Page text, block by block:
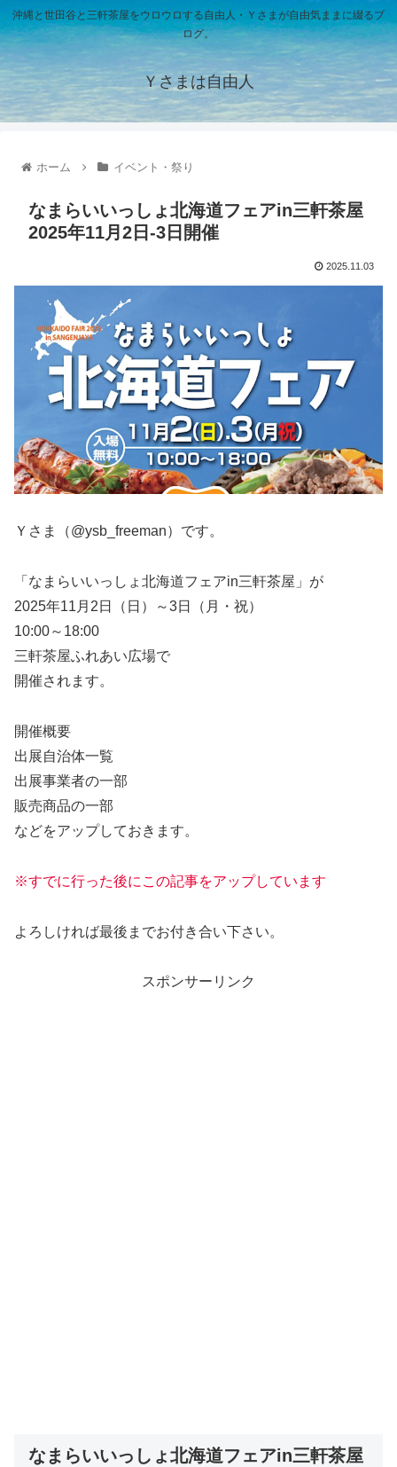
沖縄と世田谷と三軒茶屋をウロウロする自由人・Ｙさまが自由気ままに綴るブ
ログ。
Ｙさまは自由人
ホーム イベント・祭り
なまらいいっしょ北海道フェアin三軒茶屋
2025年11月2日-3日開催
2025.11.03
Ｙさま（@ysb_freeman）です。
「なまらいいっしょ北海道フェアin三軒茶屋」が
2025年11月2日（日）～3日（月・祝）
10:00～18:00
三軒茶屋ふれあい広場で
開催されます。
開催概要
出展自治体一覧
出展事業者の一部
販売商品の一部
などをアップしておきます。
※すでに行った後にこの記事をアップしています
よろしければ最後までお付き合い下さい。
スポンサーリンク
なまらいいっしょ北海道フェアin三軒茶屋